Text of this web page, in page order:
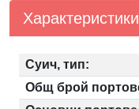
Характеристики
Суич, тип:
Общ брой